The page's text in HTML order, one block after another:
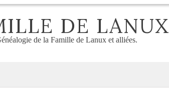
DE LANUX
de la Famille de Lanux et alliées.